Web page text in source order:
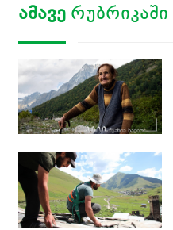
ᲐᲛᲐᲕᲔ ᲠᲣᲑᲠᲘᲙᲐᲨᲘ